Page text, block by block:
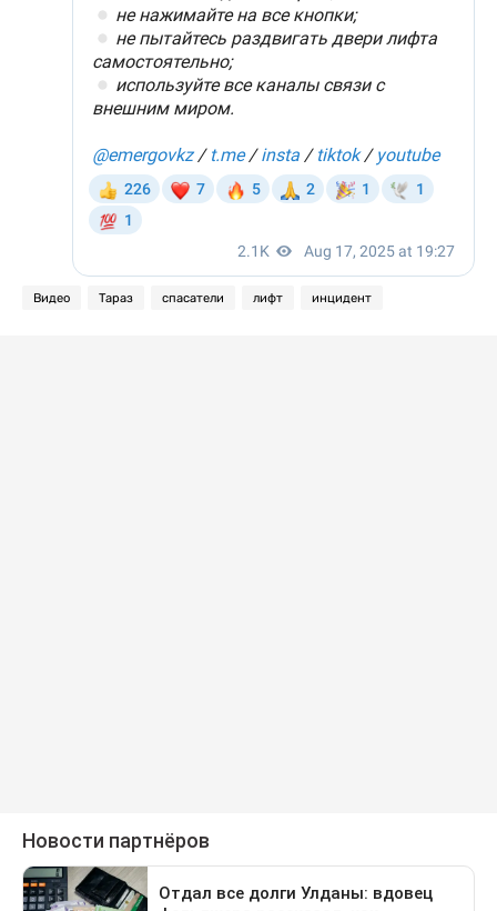
Видео Тараз спасатели лифт инцидент